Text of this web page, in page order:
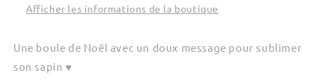
Afficher les informations de la boutique
Une boule de Noël avec un doux message pour sublimer
son sapin ♥